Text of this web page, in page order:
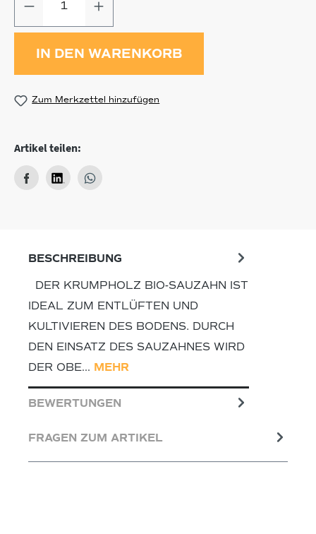
IN DEN WARENKORB
Zum Merkzettel hinzufügen
Artikel teilen:
BESCHREIBUNG
DER KRUMPHOLZ BIO-SAUZAHN IST
IDEAL ZUM ENTLÜFTEN UND
KULTIVIEREN DES BODENS. DURCH
DEN EINSATZ DES SAUZAHNES WIRD
DER OBE… MEHR
BEWERTUNGEN
FRAGEN ZUM ARTIKEL